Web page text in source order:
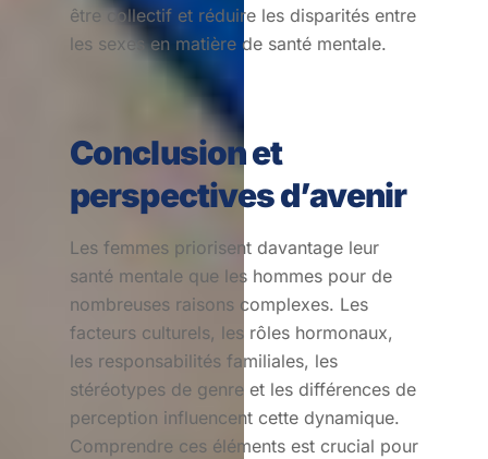
être collectif et réduire les disparités entre
les sexes en matière de santé mentale.
Conclusion et
perspectives d’avenir
Les femmes priorisent davantage leur
santé mentale que les hommes pour de
nombreuses raisons complexes. Les
facteurs culturels, les rôles hormonaux,
les responsabilités familiales, les
stéréotypes de genre et les différences de
perception influencent cette dynamique.
Comprendre ces éléments est crucial pour